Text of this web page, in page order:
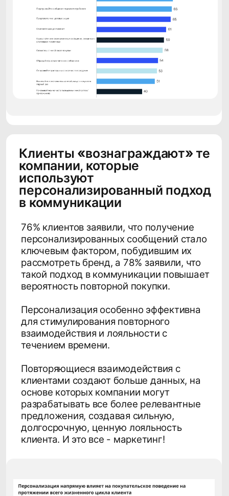
Работа с данными: зачем,
почему и что изменилось
В новой статье Adindex мы вместе с коллегами по рынку
проблема с утечками остается актуальной и что с ней делать
всем участникам цепочки, а также какая информация на самом
деле важна для маркетинга в мобильных приложениях и на
сайте. О том, что делать всем участникам процесса и где
искать компромисс